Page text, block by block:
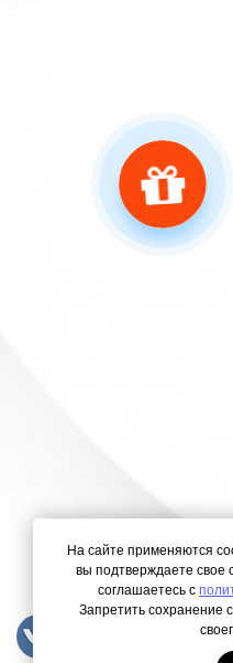
На сайте применяются
вы подтверждаете свое
соглашаетесь с
Запретить сохранение